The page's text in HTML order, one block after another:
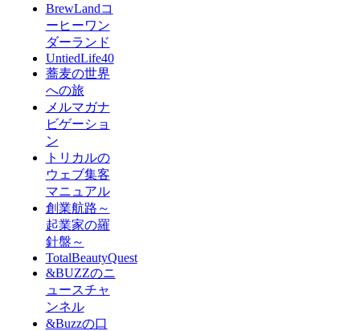
BrewLandコ
ーヒーワン
ダーランド
UntiedLife40
蕎麦の世界
への旅
メルマガナ
ビゲーショ
ン
トリカルの
ウェブ集客
マニュアル
創業航路～
起業家の羅
針盤～
TotalBeautyQuest
&BUZZのニ
ュースチャ
ンネル
&Buzzの口